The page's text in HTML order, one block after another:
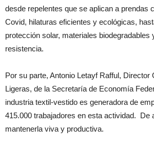
desde repelentes que se aplican a prendas
Covid, hilaturas eficientes y ecológicas,
protección solar, materiales biodegradables
resistencia.
Por su parte, Antonio Letayf Rafful, Director
Ligeras, de la Secretaría de Economía
industria textil-vestido es generadora de
415.000 trabajadores en esta actividad. De
mantenerla viva y productiva.